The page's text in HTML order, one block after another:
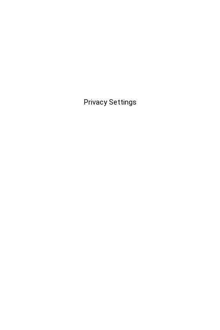
Privacy Settings